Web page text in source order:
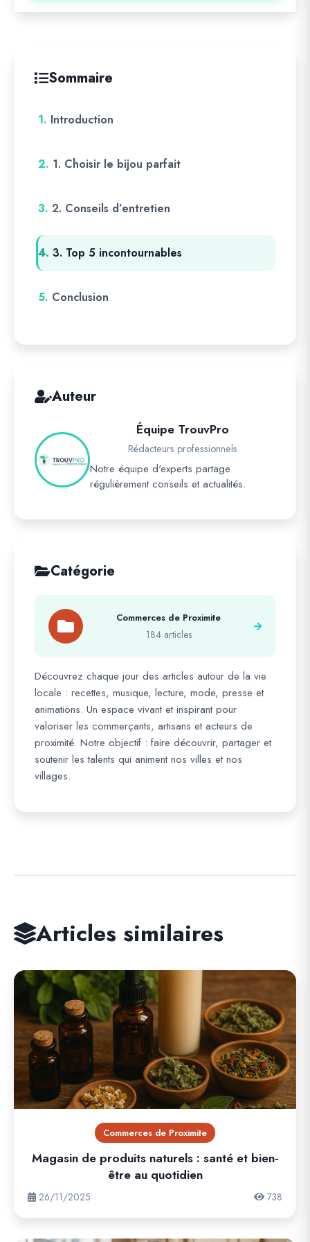
Sommaire
1. Introduction
2. 1. Choisir le bijou parfait
3. 2. Conseils d’entretien
4. 3. Top 5 incontournables
5. Conclusion
Auteur
Équipe TrouvPro
Rédacteurs professionnels
Notre équipe d'experts partage
régulièrement conseils et actualités.
Catégorie
Commerces de Proximite
184 articles
Découvrez chaque jour des articles autour de la vie
locale : recettes, musique, lecture, mode, presse et
animations. Un espace vivant et inspirant pour
valoriser les commerçants, artisans et acteurs de
proximité. Notre objectif : faire découvrir, partager et
soutenir les talents qui animent nos villes et nos
villages.
Articles similaires
Commerces de Proximite
Magasin de produits naturels : santé et bien-
être au quotidien
26/11/2025 738